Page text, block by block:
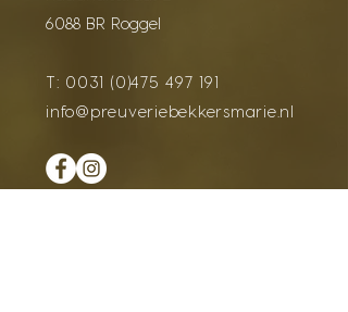
6088 BR Roggel
T: 0031 (0)475 497 191
info@preuveriebekkersmarie.nl